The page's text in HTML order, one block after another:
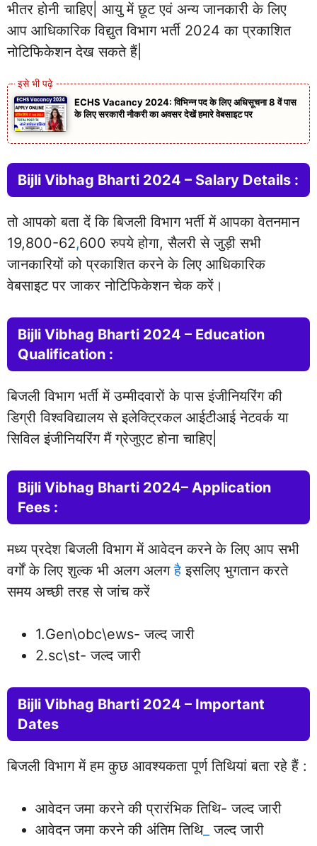
भीतर होनी चाहिए| आयु में छूट एवं अन्य जानकारी के लिए
आप आधिकारिक विद्युत विभाग भर्ती 2024 का प्रकाशित
नोटिफिकेशन देख सकते हैं|
ECHS Vacancy 2024: विभिन्न पद के लिए अधिसूचना 8 वें पास
के लिए सरकारी नौकरी का अवसर देखें हमारे वेबसाइट पर
Bijli Vibhag Bharti 2024 – Salary Details :
तो आपको बता दें कि बिजली विभाग भर्ती में आपका वेतनमान
19,800-62,600 रुपये होगा, सैलरी से जुड़ी सभी
जानकारियों को प्रकाशित करने के लिए आधिकारिक
वेबसाइट पर जाकर नोटिफिकेशन चेक करें।
Bijli Vibhag Bharti 2024 – Education
Qualification :
बिजली विभाग भर्ती में उम्मीदवारों के पास इंजीनियरिंग की
डिग्री विश्वविद्यालय से इलेक्ट्रिकल आईटीआई नेटवर्क या
सिविल इंजीनियरिंग मैं ग्रेजुएट होना चाहिए|
Bijli Vibhag Bharti 2024– Application
Fees :
मध्य प्रदेश बिजली विभाग में आवेदन करने के लिए आप सभी
वर्गों के लिए शुल्क भी अलग अलगहै इसलिए भुगतान करते
समय अच्छी तरह से जांच करें
1.Gen\obc\ews- जल्द जारी
2.sc\st- जल्द जारी
Bijli Vibhag Bharti 2024 – Important
Dates
बिजली विभाग में हम कुछ आवश्यकता पूर्ण तिथियां बता रहे हैं :
आवेदन जमा करने की प्रारंभिक तिथि- जल्द जारी
आवेदन जमा करने की अंतिम तिथि_ जल्द जारी